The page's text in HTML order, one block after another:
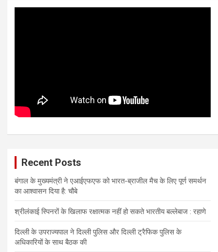
Recent Posts
बंगाल के मुख्यमंत्री ने एआईएफएफ को भारत-ब्राजील मैच के लिए पूर्ण समर्थन
का आश्वासन दिया है: चौबे
श्रीलंकाई स्पिनरों के खिलाफ रक्षात्मक नहीं हो सकते भारतीय बल्लेबाज : रहाणे
दिल्ली के उपराज्यपाल ने दिल्ली पुलिस और दिल्ली ट्रैफिक पुलिस के
अधिकारियों के साथ बैठक की